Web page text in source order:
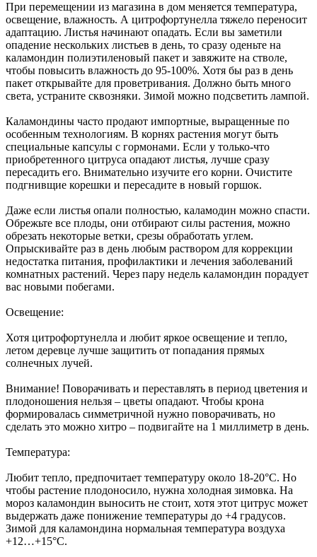
При перемещении из магазина в дом меняется температура,
освещение, влажность. А цитрофортунелла тяжело переносит
адаптацию. Листья начинают опадать. Если вы заметили
опадение нескольких листьев в день, то сразу оденьте на
каламондин полиэтиленовый пакет и завяжите на стволе,
чтобы повысить влажность до 95-100%. Хотя бы раз в день
пакет открывайте для проветривания. Должно быть много
света, устраните сквозняки. Зимой можно подсветить лампой.
Каламондины часто продают импортные, выращенные по
особенным технологиям. В корнях растения могут быть
специальные капсулы с гормонами. Если у только-что
приобретенного цитруса опадают листья, лучше сразу
пересадить его. Внимательно изучите его корни. Очистите
подгнивщие корешки и пересадите в новый горшок.
Даже если листья опали полностью, каламодин можно спасти.
Обрежьте все плоды, они отбирают силы растения, можно
обрезать некоторые ветки, срезы обработать углем.
Опрыскивайте раз в день любым раствором для коррекции
недостатка питания, профилактики и лечения заболеваний
комнатных растений. Через пару недель каламондин порадует
вас новыми побегами.
Освещение:
Хотя цитрофортунелла и любит яркое освещение и тепло,
летом деревце лучше защитить от попадания прямых
солнечных лучей.
Внимание! Поворачивать и переставлять в период цветения и
плодоношения нельзя – цветы опадают. Чтобы крона
формировалась симметричной нужно поворачивать, но
сделать это можно хитро – подвигайте на 1 миллиметр в день.
Температура:
Любит тепло, предпочитает температуру около 18-20°C. Но
чтобы растение плодоносило, нужна холодная зимовка. На
мороз каламондин выносить не стоит, хотя этот цитрус может
выдержать даже понижение температуры до +4 градусов.
Зимой для каламондина нормальная температура воздуха
+12…+15°C.